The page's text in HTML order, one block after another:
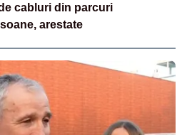
cabluri din parcuri
arestate